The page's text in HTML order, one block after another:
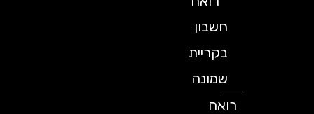
חשבון
בקריית
שמונה
רואה